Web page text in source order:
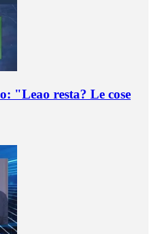
"Leao resta? Le cose